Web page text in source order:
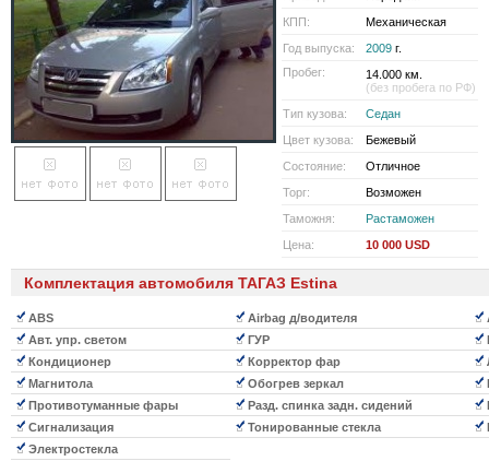
КПП:
Механическая
Год выпуска:
2009 г.
Пробег:
14.000 км.
(без пробега по РФ)
Тип кузова:
Седан
Цвет кузова:
Бежевый
Состояние:
Отличное
Торг:
Возможен
Таможня:
Растаможен
Цена:
10 000 USD
Комплектация автомобиля ТАГАЗ Estina
ABS Airbag д/водителя
Авт. упр. светом
ГУР
Кондиционер
Корректор фар
Магнитола
Обогрев зеркал
Противотуманные фары
Разд. спинка задн. сидений
Сигнализация
Тонированные стекла
Электростекла